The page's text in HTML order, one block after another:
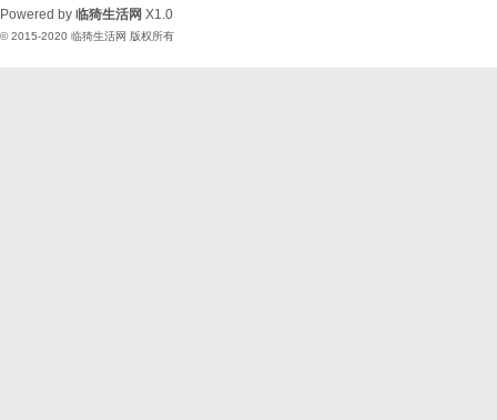
Powered by 临猗生活网 X1.0
© 2015-2020 临猗生活网 版权所有